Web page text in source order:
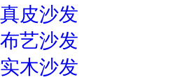
真皮沙发
布艺沙发
实木沙发